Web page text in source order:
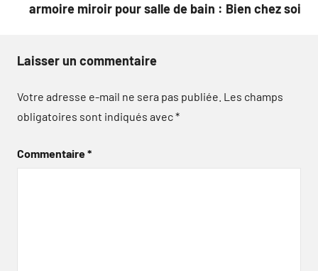
armoire miroir pour salle de bain : Bien chez soi
Laisser un commentaire
Votre adresse e-mail ne sera pas publiée. Les champs
obligatoires sont indiqués avec*
Commentaire*